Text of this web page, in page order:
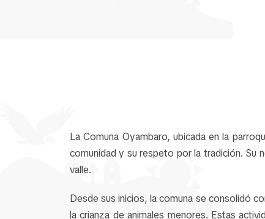
La Comuna Oyambaro, ubicada en la
comunidad y su respeto por la tradición. Su
valle.
Desde sus inicios, la comuna se consolidó
la crianza de animales menores. Estas